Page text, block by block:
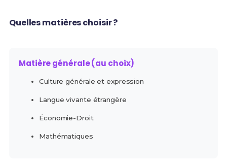
Quelles matières choisir ?
Matière générale (au choix)
Culture générale et expression
Langue vivante étrangère
Économie-Droit
Mathématiques